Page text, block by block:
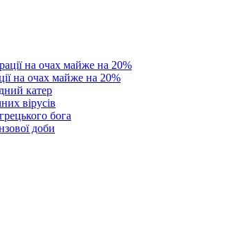
на очах майже на 20%
катер
вірусів
бога
доби